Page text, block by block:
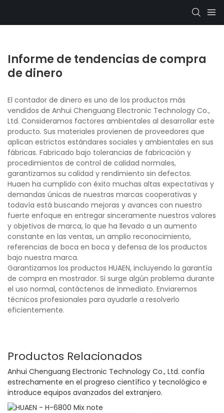
Informe de tendencias de compra
de dinero
El contador de dinero es uno de los productos más
vendidos de Anhui Chenguang Electronic Technology Co.,
Ltd. Consideramos factores ambientales al desarrollar este
producto. Sus materiales provienen de proveedores que
aplican estrictos estándares sociales y ambientales en sus
fábricas. Fabricado bajo tolerancias de fabricación y
procedimientos de control de calidad normales,
garantizamos su calidad y rendimiento sin defectos.
Huaen ha cumplido con éxito muchas altas expectativas y
demandas únicas de nuestras marcas cooperativas y
todavía está buscando mejoras y avances con nuestro
fuerte enfoque en entregar sinceramente nuestros valores
y objetivos de marca, lo que ha llevado a un aumento
constante en las ventas, un amplio reconocimiento,
referencias de boca en boca y defensa de los productos
bajo nuestra marca.
Garantizamos los productos HUAEN, incluyendo la garantía
de compra en mostrador. Si surge algún problema durante
el uso normal, contáctenos de inmediato. Enviaremos
técnicos profesionales para ayudarle a resolverlo
eficientemente.
Productos Relacionados
Anhui Chenguang Electronic Technology Co., Ltd. confía
estrechamente en el progreso científico y tecnológico e
introduce equipos avanzados del extranjero.